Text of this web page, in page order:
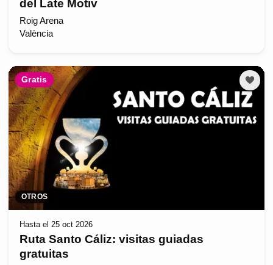
del Late Motiv
Roig Arena
València
Gratis
OTROS
Hasta el 25 oct 2026
Ruta Santo Cáliz: visitas guiadas
gratuitas